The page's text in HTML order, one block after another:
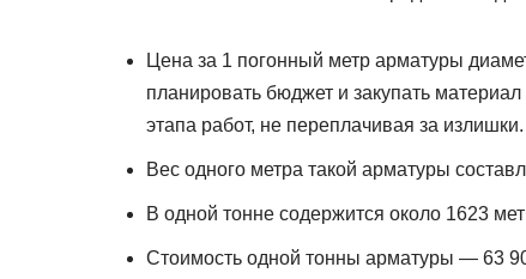
Цена за 1 погонный метр арматуры
планировать бюджет и закупать
этапа работ, не переплачивая за излишки.
Вес одного метра такой арматуры
В одной тонне содержится около 1623
Стоимость одной тонны арматуры — 63